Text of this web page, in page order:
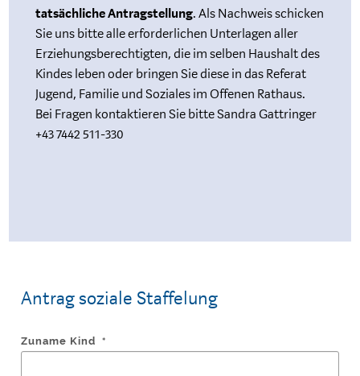
tatsächliche Antragstellung. Als Nachweis schicken
Sie uns bitte alle erforderlichen Unterlagen aller
Erziehungsberechtigten, die im selben Haushalt des
Kindes leben oder bringen Sie diese in das Referat
Jugend, Familie und Soziales im Offenen Rathaus.
Bei Fragen kontaktieren Sie bitte Sandra Gattringer
+43 7442 511-330
Antrag soziale Staffelung
Zuname Kind*